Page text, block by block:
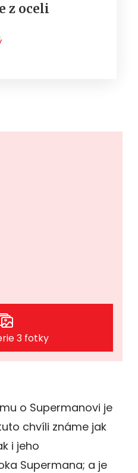
z oceli
3 fotky
o Supermanovi je
chvíli známe jak
i jeho
Supermana; a je